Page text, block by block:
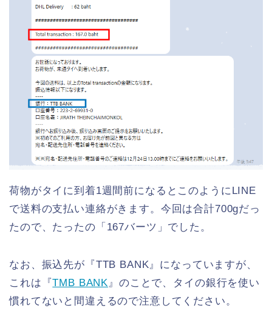
荷物がタイに到着1週間前になるとこのようにLINE
で送料の支払い連絡がきます。今回は合計700gだっ
たので、たったの「167バーツ」でした。
なお、振込先が『TTB BANK』になっていますが、
これは『TMB BANK 』のことで、タイの銀行を使い
慣れてないと間違えるので注意してください。